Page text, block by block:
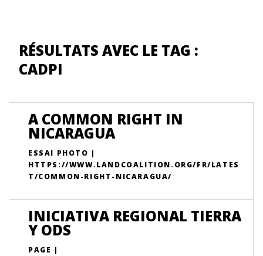
RÉSULTATS AVEC LE TAG :
CADPI
A COMMON RIGHT IN
NICARAGUA
ESSAI PHOTO |
HTTPS://WWW.LANDCOALITION.ORG/FR/LATES
T/COMMON-RIGHT-NICARAGUA/
INICIATIVA REGIONAL TIERRA
Y ODS
PAGE |